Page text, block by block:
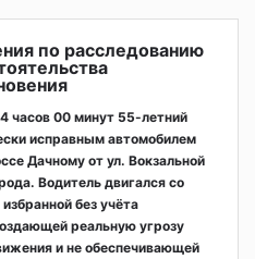
по расследованию
часов 00 минут 55-летний
исправным автомобилем
Дачному от ул. Вокзальной
Водитель двигался со
без учёта
реальную угрозу
и не обеспечивающей